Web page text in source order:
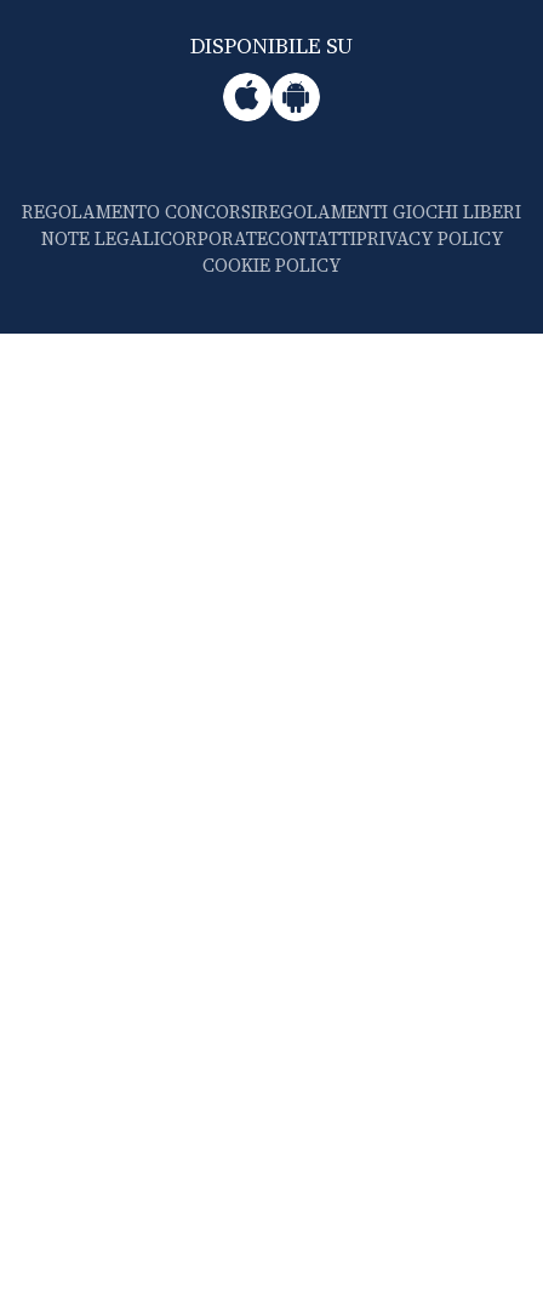
DISPONIBILE SU
REGOLAMENTO CONCORSIREGOLAMENTI GIOCHI LIBERI
NOTE LEGALICORPORATECONTATTIPRIVACY POLICY
COOKIE POLICY